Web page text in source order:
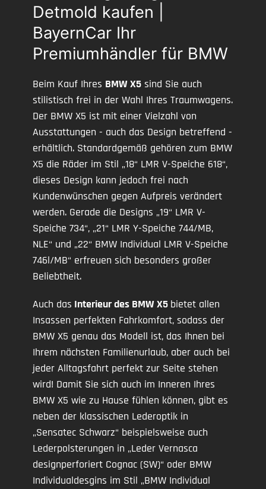
Detmold kaufen |
BayernCar Ihr
Premiumhändler für BMW
Beim Kauf Ihres BMW X5 sind Sie auch
stilistisch frei in der Wahl Ihres Traumwagens.
Der BMW X5 ist mit einer Vielzahl von
Ausstattungen - auch das Design betreffend -
erhältlich. Standardgemäß gehören zum BMW
X5 die Räder im Stil „18“ LMR V-Speiche 618“,
dieses Design kann jedoch frei nach
Kundenwünschen gegen Aufpreis verändert
werden. Gerade die Designs „19“ LMR V-
Speiche 734“, „21“ LMR Y-Speiche 744/MB,
NLE“ und „22“ BMW Individual LMR V-Speiche
746l/MB“ erfreuen sich besonders großer
Beliebtheit.
Auch das Interieur des BMW X5 bietet allen
Insassen perfekten Fahrkomfort, sodass der
BMW X5 genau das Modell ist, das Ihnen bei
Ihrem nächsten Familienurlaub, aber auch bei
jeder Alltagsfahrt perfekt zur Seite stehen
wird! Damit Sie sich auch im Inneren Ihres
BMW X5 wie zu Hause fühlen können, gibt es
neben der klassischen Lederoptik in
„Sensatec Schwarz“ beispielsweise auch
Lederpolsterungen in „Leder Vernasca
designperforiert Cognac (SW)“ oder BMW
Individualdesgins im Stil „BMW Individual